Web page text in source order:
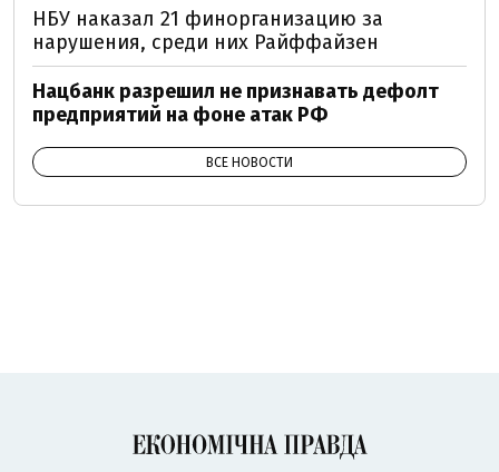
НБУ наказал 21 финорганизацию за
нарушения, среди них Райффайзен
Нацбанк разрешил не признавать дефолт
предприятий на фоне атак РФ
ВСЕ НОВОСТИ